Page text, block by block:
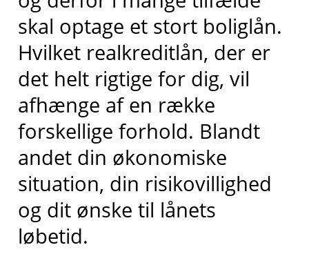
skal optage et stort boliglån.
Hvilket realkreditlån, der er
det helt rigtige for dig, vil
afhænge af en række
forskellige forhold. Blandt
andet din økonomiske
situation, din risikovillighed
og dit ønske til lånets
løbetid.